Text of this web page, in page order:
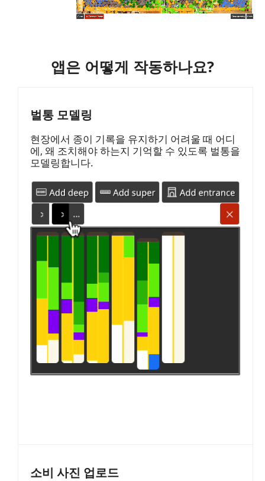
앱은 어떻게 작동하나요?
벌통 모델링
현장에서 종이 기록을 유지하기 어려울 때 어디
에, 왜 조치해야 하는지 기억할 수 있도록 벌통을
모델링합니다.
소비 사진 업로드